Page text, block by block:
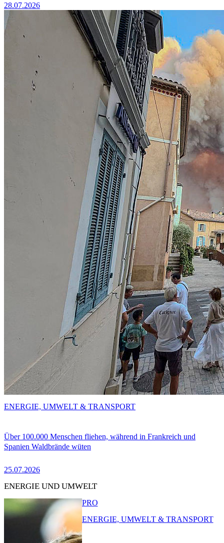
28.07.2026
Über 100.000 Menschen fliehen, während in Frankreich und
Spanien Waldbrände wüten
25.07.2026
ENERGIE, UMWELT & TRANSPORT
ENERGIE UND UMWELT
PRO
ENERGIE, UMWELT & TRANSPORT